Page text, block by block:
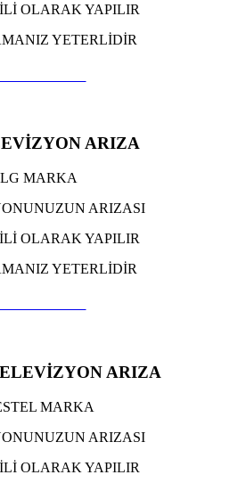
OLARAK YAPILIR
YETERLİDİR
ARIZA
LG MARKA
ARIZASI
OLARAK YAPILIR
YETERLİDİR
ARIZA
MARKA
ARIZASI
OLARAK YAPILIR